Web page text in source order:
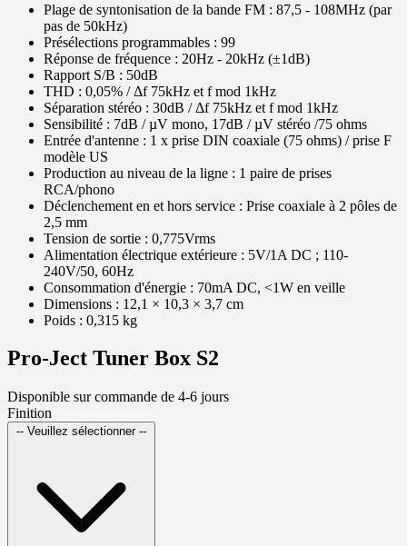
Plage de syntonisation de la bande FM : 87,5 - 108MHz (par
pas de 50kHz)
Présélections programmables : 99
Réponse de fréquence : 20Hz - 20kHz (±1dB)
Rapport S/B : 50dB
THD : 0,05% / Δf 75kHz et f mod 1kHz
Séparation stéréo : 30dB / Δf 75kHz et f mod 1kHz
Sensibilité : 7dB / µV mono, 17dB / µV stéréo /75 ohms
Entrée d'antenne : 1 x prise DIN coaxiale (75 ohms) / prise F
modèle US
Production au niveau de la ligne : 1 paire de prises
RCA/phono
Déclenchement en et hors service : Prise coaxiale à 2 pôles de
2,5 mm
Tension de sortie : 0,775Vrms
Alimentation électrique extérieure : 5V/1A DC ; 110-
240V/50, 60Hz
Consommation d'énergie : 70mA DC, <1W en veille
Dimensions : 12,1 × 10,3 × 3,7 cm
Poids : 0,315 kg
Pro-Ject Tuner Box S2
Disponible sur commande de 4-6 jours
Finition
-- Veuillez sélectionner --